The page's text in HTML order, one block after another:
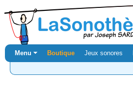
Menu ⏷ Boutique Jeux sonores